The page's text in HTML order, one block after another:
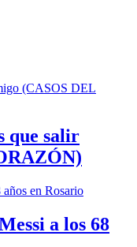
que salir
a los 68